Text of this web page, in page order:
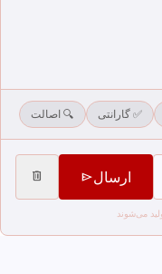
✅ گارانتی 🔍 اصالت
ارسالsend
delete
می‌شوند